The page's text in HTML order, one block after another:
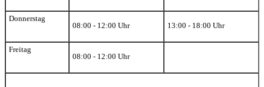
Donnerstag
08:00 - 12:00 Uhr
13:00 - 18:00 Uhr
Freitag
08:00 - 12:00 Uhr